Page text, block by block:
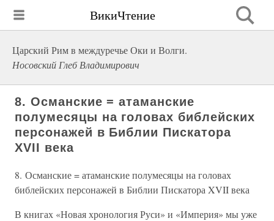
ВикиЧтение
Царский Рим в междуречье Оки и Волги.
Носовский Глеб Владимирович
8. Османские = атаманские
полумесяцы на головах библейских
персонажей в Библии Пискатора
XVII века
8. Османские = атаманские полумесяцы на головах
библейских персонажей в Библии Пискатора XVII века
В книгах «Новая хронология Руси» и «Империя» мы уже